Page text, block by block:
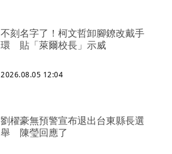
不刻名字了！柯文哲卸腳鐐改戴手
環 貼「萊爾校長」示威
2026.08.05 12:04
劉櫂豪無預警宣布退出台東縣長選
舉 陳瑩回應了